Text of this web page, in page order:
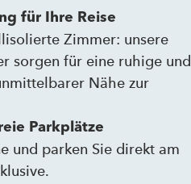
für Ihre Reise
Zimmer: unsere
sorgen für eine ruhige und
Nähe zur
Parkplätze
und parken Sie direkt am